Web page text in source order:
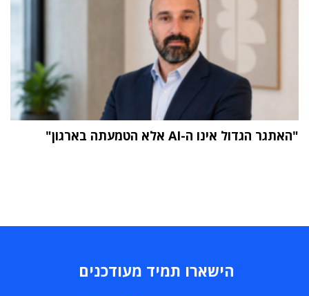
"האתגר הגדול אינו ה-AI אלא הטמעתה בארגון"
הישארו תמיד מעודכנים